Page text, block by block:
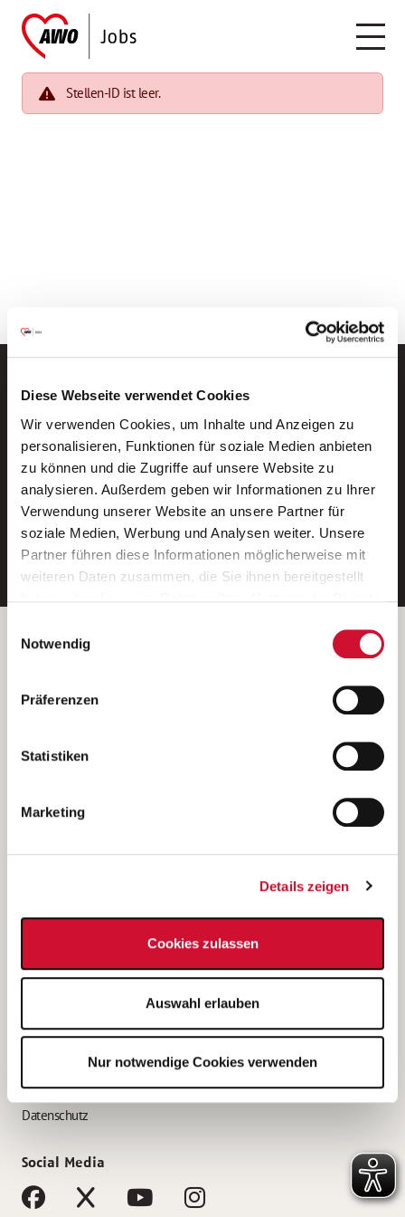
Diese Webseite verwendet Cookies
Wir verwenden Cookies, um Inhalte und Anzeigen zu
personalisieren, Funktionen für soziale Medien anbieten
zu können und die Zugriffe auf unsere Website zu
analysieren. Außerdem geben wir Informationen zu Ihrer
Verwendung unserer Website an unsere Partner für
soziale Medien, Werbung und Analysen weiter. Unsere
Partner führen diese Informationen möglicherweise mit
weiteren Daten zusammen, die Sie ihnen bereitgestellt
Wenn Sie auf „Cookies zulassen“ klicken, so stimmen
Sie der Speicherung sämtlicher Cookies zu. Sie können
Ihre Einwilligung selbstverständlich jederzeit widerrufen,
indem Sie die Cookie-Einstellungen aufrufen und diese
unsererDatenschutzerklärung
Notwendig
Präferenzen
Statistiken
Marketing
Details zeigen
Cookies zulassen
Auswahl erlauben
Nur notwendige Cookies verwenden
Stellen-ID ist leer.
Neue Stellen per E-Mail.
Ein kostenloser Service von AWO
Jobs.
E-Mail-Adresse eintragen
Betreiber der Webseite
Kantstraße 45a
(Ein Tochterunternehmen des AWO Bezirksverbandes Unterfranken
e.V.)
Bewerbung als Altenpflegehelfer*in
Bewerbung als Erzieher*in
AWO Gliederungen nach Bundesland
Impressum
Datenschutz
Social Media